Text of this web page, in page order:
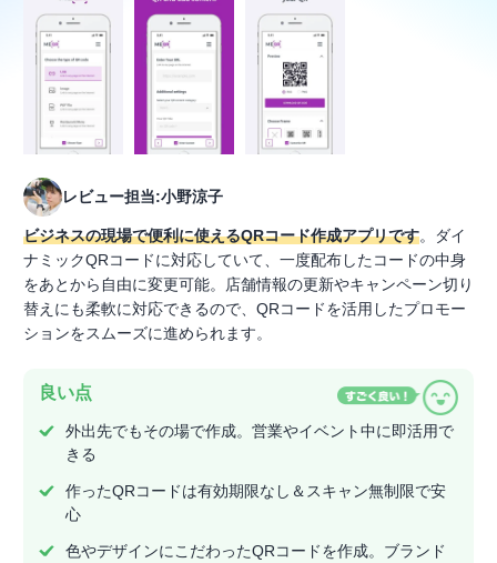
レビュー担当:小野涼子
ビジネスの現場で便利に使えるQRコード作成アプリです。ダイ
ナミックQRコードに対応していて、一度配布したコードの中身
をあとから自由に変更可能。店舗情報の更新やキャンペーン切り
替えにも柔軟に対応できるので、QRコードを活用したプロモー
ションをスムーズに進められます。
良い点
外出先でもその場で作成。営業やイベント中に即活用で
きる
作ったQRコードは有効期限なし＆スキャン無制限で安
心
色やデザインにこだわったQRコードを作成。ブランド